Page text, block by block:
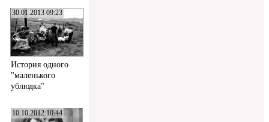
30.01.2013 09:23
История одного
"маленького
ублюдка"
10.10.2012 10:44